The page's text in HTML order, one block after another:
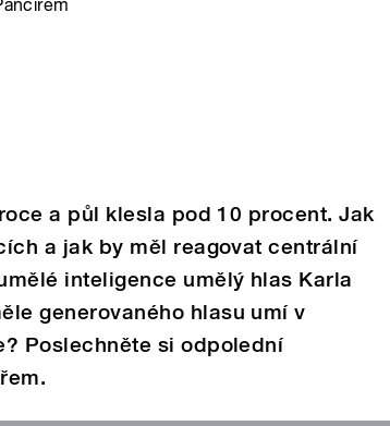
a půl klesla pod 10 procent. Jak
a jak by měl reagovat centrální
inteligence umělý hlas Karla
generovaného hlasu umí v
Poslechněte si odpolední